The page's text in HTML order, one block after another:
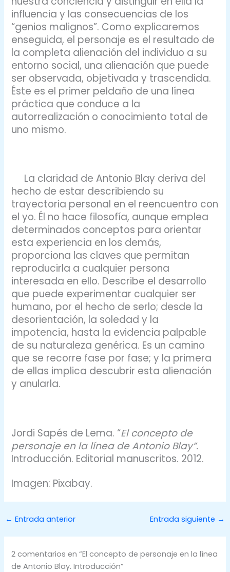
influencia y las consecuencias de los
“genios malignos”. Como explicaremos
enseguida, el personaje es el resultado de
la completa alienación del individuo a su
entorno social, una alienación que puede
ser observada, objetivada y trascendida.
Éste es el primer peldaño de una línea
práctica que conduce a la
autorrealización o conocimiento total de
uno mismo.
La claridad de Antonio Blay deriva del
hecho de estar describiendo su
trayectoria personal en el reencuentro con
el yo. Él no hace filosofía, aunque emplea
determinados conceptos para orientar
esta experiencia en los demás,
proporciona las claves que permitan
reproducirla a cualquier persona
interesada en ello. Describe el desarrollo
que puede experimentar cualquier ser
humano, por el hecho de serlo; desde la
desorientación, la soledad y la
impotencia, hasta la evidencia palpable
de su naturaleza genérica. Es un camino
que se recorre fase por fase; y la primera
de ellas implica descubrir esta alienación
y anularla.
Jordi Sapés de Lema. “El concepto de
personaje en la línea de Antonio Blay”.
Introducción. Editorial manuscritos. 2012.
Imagen: Pixabay.
← Entrada anterior Entrada siguiente →
2 comentarios en “El concepto de personaje en la línea
de Antonio Blay. Introducción”